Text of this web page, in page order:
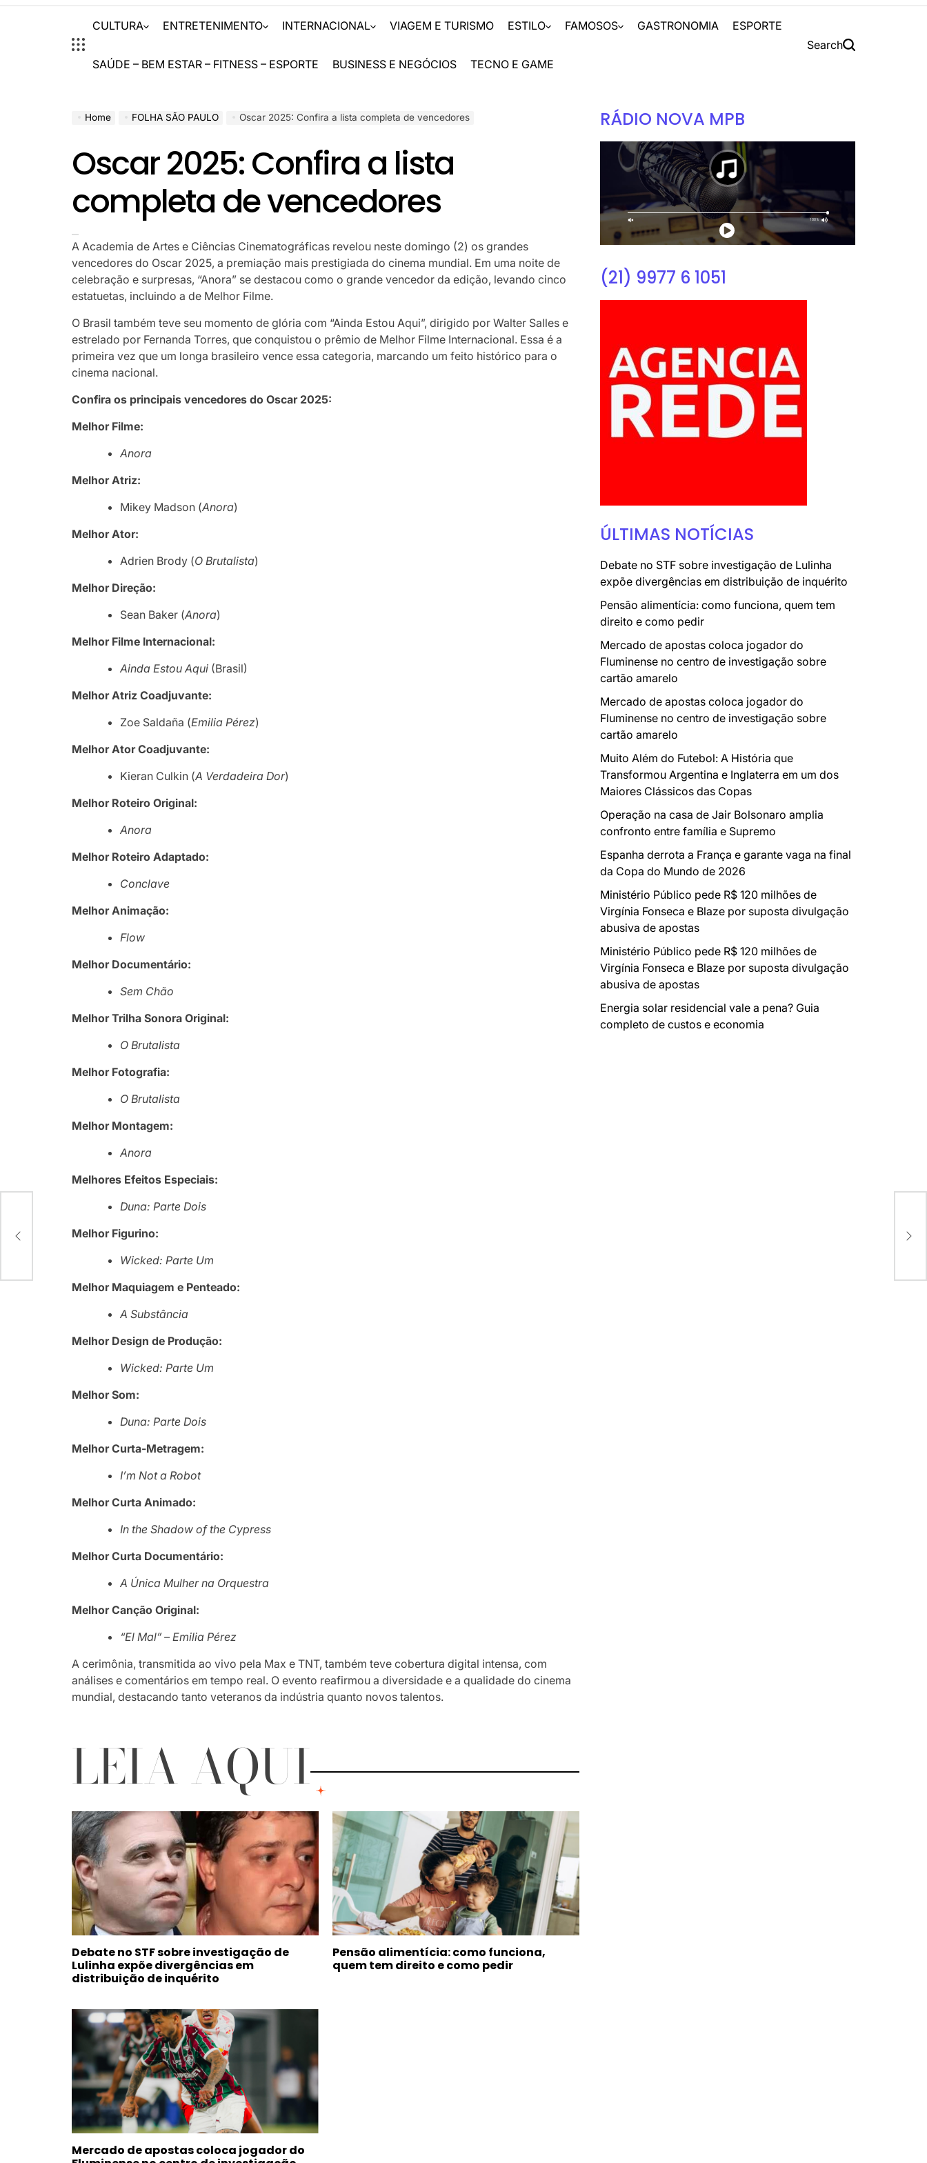
CULTURA ENTRETENIMENTO INTERNACIONAL VIAGEM E TURISMO ESTILO FAMOSOS GASTRONOMIA ESPORTE
SAÚDE – BEM ESTAR – FITNESS – ESPORTE BUSINESS E NEGÓCIOS TECNO E GAME
Search
Home FOLHA SÃO PAULO Oscar 2025: Confira a lista completa de vencedores
Oscar 2025: Confira a lista
completa de vencedores
A Academia de Artes e Ciências Cinematográficas revelou neste domingo (2) os grandes
vencedores do Oscar 2025, a premiação mais prestigiada do cinema mundial. Em uma noite de
celebração e surpresas, “Anora” se destacou como o grande vencedor da edição, levando cinco
estatuetas, incluindo a de Melhor Filme.
O Brasil também teve seu momento de glória com “Ainda Estou Aqui”, dirigido por Walter Salles e
estrelado por Fernanda Torres, que conquistou o prêmio de Melhor Filme Internacional. Essa é a
primeira vez que um longa brasileiro vence essa categoria, marcando um feito histórico para o
cinema nacional.
Confira os principais vencedores do Oscar 2025:
Melhor Filme:
Anora
Melhor Atriz:
Mikey Madson (Anora)
Melhor Ator:
Adrien Brody (O Brutalista)
Melhor Direção:
Sean Baker (Anora)
Melhor Filme Internacional:
Ainda Estou Aqui (Brasil)
Melhor Atriz Coadjuvante:
Zoe Saldaña (Emilia Pérez)
Melhor Ator Coadjuvante:
Kieran Culkin (A Verdadeira Dor)
Melhor Roteiro Original:
Anora
Melhor Roteiro Adaptado:
Conclave
Melhor Animação:
Flow
Melhor Documentário:
Sem Chão
Melhor Trilha Sonora Original:
O Brutalista
Melhor Fotografia:
O Brutalista
Melhor Montagem:
Anora
Melhores Efeitos Especiais:
Duna: Parte Dois
Melhor Figurino:
Wicked: Parte Um
Melhor Maquiagem e Penteado:
A Substância
Melhor Design de Produção:
Wicked: Parte Um
Melhor Som:
Duna: Parte Dois
Melhor Curta-Metragem:
I’m Not a Robot
Melhor Curta Animado:
In the Shadow of the Cypress
Melhor Curta Documentário:
A Única Mulher na Orquestra
Melhor Canção Original:
“El Mal” – Emilia Pérez
A cerimônia, transmitida ao vivo pela Max e TNT, também teve cobertura digital intensa, com
análises e comentários em tempo real. O evento reafirmou a diversidade e a qualidade do cinema
mundial, destacando tanto veteranos da indústria quanto novos talentos.
LEIA AQUI
Debate no STF sobre investigação de
Lulinha expõe divergências em
distribuição de inquérito
Pensão alimentícia: como funciona,
quem tem direito e como pedir
Mercado de apostas coloca jogador do
RÁDIO NOVA MPB
(21) 9977 6 1051
ÚLTIMAS NOTÍCIAS
Debate no STF sobre investigação de Lulinha
expõe divergências em distribuição de inquérito
Pensão alimentícia: como funciona, quem tem
direito e como pedir
Mercado de apostas coloca jogador do
Fluminense no centro de investigação sobre
cartão amarelo
Mercado de apostas coloca jogador do
Fluminense no centro de investigação sobre
cartão amarelo
Muito Além do Futebol: A História que
Transformou Argentina e Inglaterra em um dos
Maiores Clássicos das Copas
Operação na casa de Jair Bolsonaro amplia
confronto entre família e Supremo
Espanha derrota a França e garante vaga na final
da Copa do Mundo de 2026
Ministério Público pede R$ 120 milhões de
Virgínia Fonseca e Blaze por suposta divulgação
abusiva de apostas
Ministério Público pede R$ 120 milhões de
Virgínia Fonseca e Blaze por suposta divulgação
abusiva de apostas
Energia solar residencial vale a pena? Guia
completo de custos e economia